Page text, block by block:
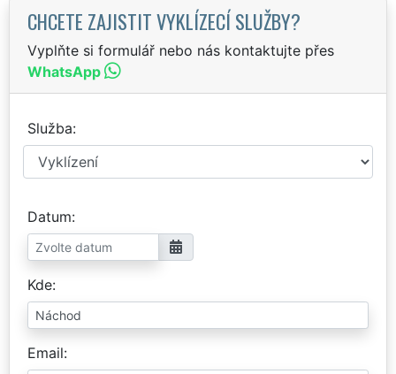
CHCETE ZAJISTIT VYKLÍZECÍ SLUŽBY?
Vyplňte si formulář nebo nás kontaktujte přes
WhatsApp
Služba
Datum
Kde
Email